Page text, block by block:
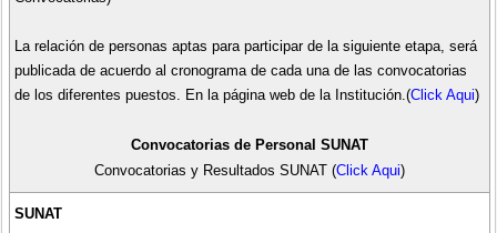
La relación de personas aptas para participar de la siguiente etapa, será
publicada de acuerdo al cronograma de cada una de las convocatorias
de los diferentes puestos. En la página web de la Institución.(Click Aqui)
Convocatorias de Personal SUNAT
Convocatorias y Resultados SUNAT (Click Aqui)
SUNAT